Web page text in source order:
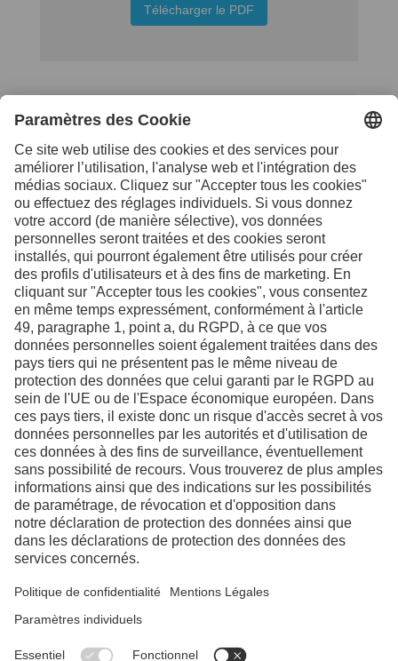
Télécharger le PDF
Contactez-nous pour
de plus amples
informations
Contact
Facebook
Instagram